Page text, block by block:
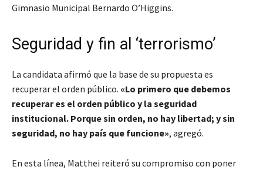
Gimnasio Municipal Bernardo O’Higgins.
Seguridad y fin al ‘terrorismo’
La candidata afirmó que la base de su propuesta es
recuperar el orden público. «Lo primero que debemos
recuperar es el orden público y la seguridad
institucional. Porque sin orden, no hay libertad; y sin
seguridad, no hay país que funcione», agregó.
En esta línea, Matthei reiteró su compromiso con poner